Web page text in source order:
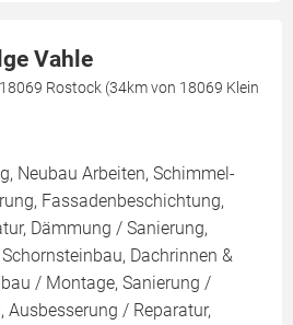
Vahle
Rostock (34km von 18069 Klein
Neubau Arbeiten, Schimmel-
Fassadenbeschichtung,
Dämmung / Sanierung,
Dachrinnen &
/ Montage, Sanierung /
Ausbesserung / Reparatur,